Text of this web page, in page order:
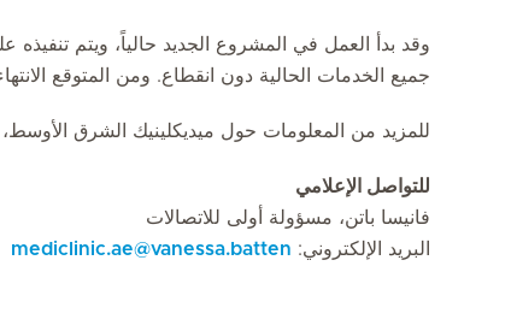
وقد بدأ العمل في المشروع الجديد حالياً، ويتم تنفيذه
جميع الخدمات الحالية دون انقطاع. ومن المتوقع
للمزيد من المعلومات حول ميديكلينيك الشرق الأوسط،
للتواصل الإعلامي
فانيسا باتن، مسؤولة أولى للاتصالات
البريد الإلكتروني: vanessa.batten
@
mediclinic.ae